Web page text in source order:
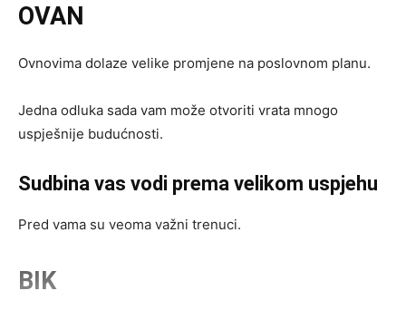
OVAN
Ovnovima dolaze velike promjene na poslovnom planu.
Jedna odluka sada vam može otvoriti vrata mnogo
uspješnije budućnosti.
Sudbina vas vodi prema velikom uspjehu
Pred vama su veoma važni trenuci.
BIK